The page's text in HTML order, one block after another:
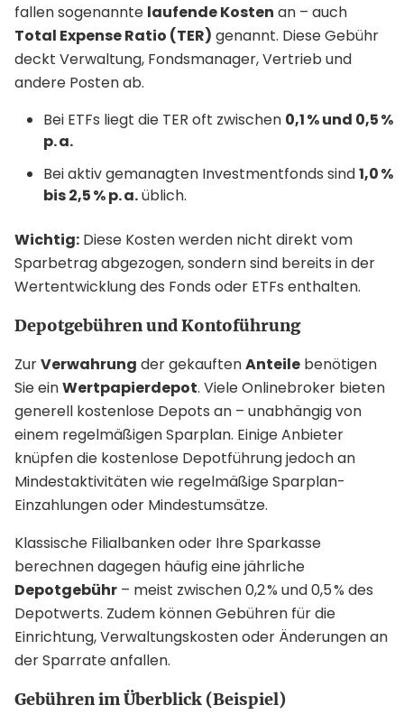
fallen sogenannte laufende Kosten an – auch
Total Expense Ratio (TER) genannt. Diese Gebühr
deckt Verwaltung, Fondsmanager, Vertrieb und
andere Posten ab.
Bei ETFs liegt die TER oft zwischen 0,1 % und 0,5 %
p. a.
Bei aktiv gemanagten Investmentfonds sind1,0 %
bis 2,5 % p. a.üblich.
Wichtig: Diese Kosten werden nicht direkt vom
Sparbetrag abgezogen, sondern sind bereits in der
Wertentwicklung des Fonds oder ETFs enthalten.
Depotgebühren und Kontoführung
ZurVerwahrung der gekauftenAnteile benötigen
Sie einWertpapierdepot. Viele Onlinebroker bieten
generell kostenlose Depots an – unabhängig von
einem regelmäßigen Sparplan. Einige Anbieter
knüpfen die kostenlose Depotführung jedoch an
Mindestaktivitäten wie regelmäßige Sparplan-
Einzahlungen oder Mindestumsätze.
Klassische Filialbanken oder Ihre Sparkasse
berechnen dagegen häufig eine jährliche
Depotgebühr – meist zwischen 0,2 % und 0,5 % des
Depotwerts. Zudem können Gebühren für die
Einrichtung, Verwaltungskosten oder Änderungen an
der Sparrate anfallen.
Gebühren im Überblick (Beispiel)